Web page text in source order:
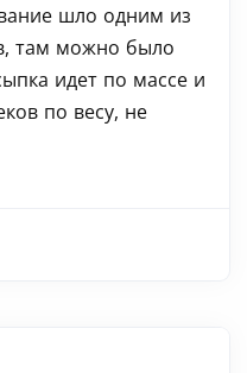
шло одним из
там можно было
идет по массе и
по весу, не